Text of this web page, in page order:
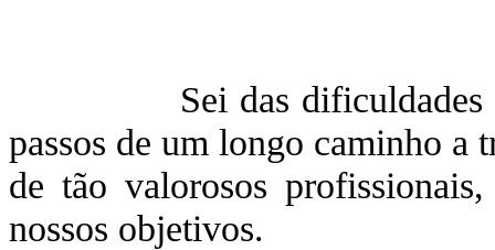
Sei das dificuldades a
passos de um longo caminho a
de tão valorosos
nossos objetivos.